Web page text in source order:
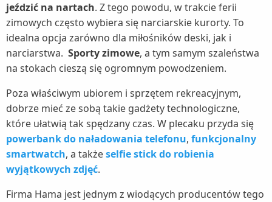
jeździć na nartach. Z tego powodu, w trakcie ferii
zimowych często wybiera się narciarskie kurorty. To
idealna opcja zarówno dla miłośników deski, jak i
narciarstwa. Sporty zimowe, a tym samym szaleństwa
na stokach cieszą się ogromnym powodzeniem.
Poza właściwym ubiorem i sprzętem rekreacyjnym,
dobrze mieć ze sobą takie gadżety technologiczne,
które ułatwią tak spędzany czas. W plecaku przyda się
powerbank do naładowania telefonu, funkcjonalny
smartwatch, a takżeselfie stick do robienia
wyjątkowych zdjęć.
Firma Hama jest jednym z wiodących producentów tego